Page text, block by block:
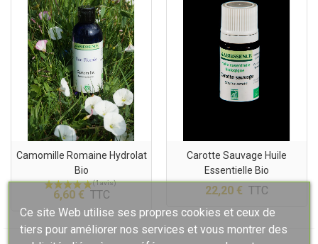
Camomille Romaine Hydrolat
Bio
6,60 € TTC
Carotte Sauvage Huile
Essentielle Bio
22,20 € TTC
Ce site Web utilise ses propres cookies et ceux de
tiers pour améliorer nos services et vous montrer des